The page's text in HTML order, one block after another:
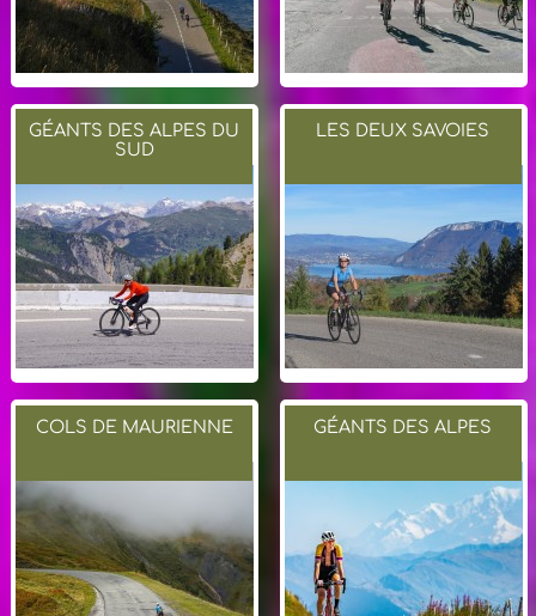
GÉANTS DES ALPES DU
SUD
LES DEUX SAVOIES
COLS DE MAURIENNE GÉANTS DES ALPES